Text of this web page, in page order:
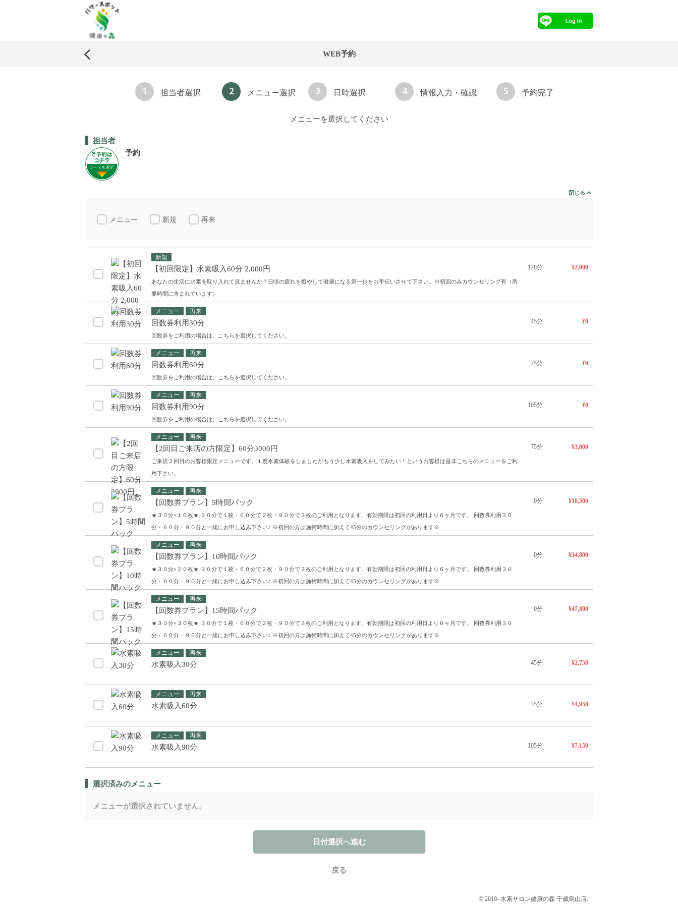
WEB予約
1 担当者選択 2 メニュー選択 3 日時選択 4 情報入力・確認 5 予約完了
メニューを選択してください
担当者
予約
閉じる
メニュー 新規 再来
新規
【初回限定】水素吸入60分 2,000円
あなたの生活に水素を取り入れて見ませんか？日頃の疲れを癒やして健康になる第一歩をお手伝いさせて下さい。※初回のみカウンセリング有（所
要時間に含まれています）
120分 ¥2,000
メニュー 再来
回数券利用30分
回数券をご利用の場合は、こちらを選択してください。
45分 ¥0
メニュー 再来
回数券利用60分
回数券をご利用の場合は、こちらを選択してください。
75分 ¥0
メニュー 再来
回数券利用90分
回数券をご利用の場合は、こちらを選択してください。
105分 ¥0
メニュー 再来
【2回目ご来店の方限定】60分3000円
ご来店２回目のお客様限定メニューです。１度水素体験をしましたがもう少し水素吸入をしてみたい！というお客様は是非こちらのメニューをご利
用下さい。
75分 ¥3,000
メニュー 再来
【回数券プラン】5時間パック
★３０分×１０枚★ ３０分で１枚・６０分で２枚・９０分で３枚のご利用となります。有効期限は初回の利用日より６ヶ月です。 回数券利用３０
分・６０分・９０分と一緒にお申し込み下さい♪ ※初回の方は施術時間に加えて45分のカウンセリングがあります※
0分 ¥18,500
メニュー 再来
【回数券プラン】10時間パック
★３０分×２０枚★ ３０分で１枚・６０分で２枚・９０分で３枚のご利用となります。有効期限は初回の利用日より６ヶ月です。 回数券利用３０
分・６０分・９０分と一緒にお申し込み下さい♪ ※初回の方は施術時間に加えて45分のカウンセリングがあります※
0分 ¥34,800
メニュー 再来
【回数券プラン】15時間パック
★３０分×３０枚★ ３０分で１枚・６０分で２枚・９０分で３枚のご利用となります。有効期限は初回の利用日より６ヶ月です。 回数券利用３０
分・６０分・９０分と一緒にお申し込み下さい♪ ※初回の方は施術時間に加えて45分のカウンセリングがあります※
0分 ¥47,800
メニュー 再来
水素吸入30分 45分 ¥2,750
メニュー 再来
水素吸入60分 75分 ¥4,950
メニュー 再来
水素吸入90分 105分 ¥7,150
選択済みのメニュー
メニューが選択されていません。
日付選択へ進む
戻る
© 2019- 水素サロン健康の森 千歳烏山店.